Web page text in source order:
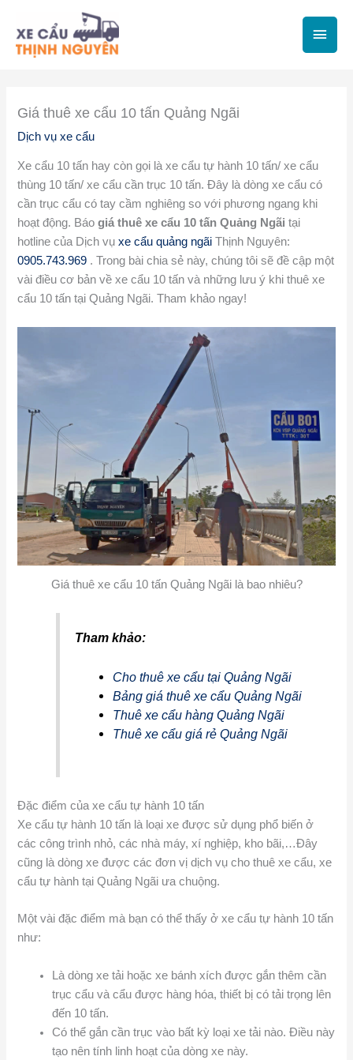
Menu
chính
Giá thuê xe cẩu 10 tấn Quảng Ngãi
Dịch vụ xe cẩu
Xe cẩu 10 tấn hay còn gọi là xe cẩu tự hành 10 tấn/ xe cẩu
thùng 10 tấn/ xe cẩu cần trục 10 tấn. Đây là dòng xe cẩu có
cần trục cẩu có tay cầm nghiêng so với phương ngang khi
hoạt động. Báogiá thuê xe cẩu 10 tấn Quảng Ngãi tại
hotline của Dịch vụxe cẩu quảng ngãi Thịnh Nguyên:
0905.743.969 . Trong bài chia sẻ này, chúng tôi sẽ đề cập một
vài điều cơ bản về xe cẩu 10 tấn và những lưu ý khi thuê xe
cẩu 10 tấn tại Quảng Ngãi. Tham khảo ngay!
Giá thuê xe cẩu 10 tấn Quảng Ngãi là bao nhiêu?
Tham khảo:
Cho thuê xe cẩu tại Quảng Ngãi
Bảng giá thuê xe cẩu Quảng Ngãi
Thuê xe cẩu hàng Quảng Ngãi
Thuê xe cẩu giá rẻ Quảng Ngãi
Đặc điểm của xe cẩu tự hành 10 tấn
Xe cẩu tự hành 10 tấn là loại xe được sử dụng phổ biến ở
các công trình nhỏ, các nhà máy, xí nghiệp, kho bãi,…Đây
cũng là dòng xe được các đơn vị dịch vụ cho thuê xe cẩu, xe
cẩu tự hành tại Quảng Ngãi ưa chuộng.
Một vài đặc điểm mà bạn có thể thấy ở xe cẩu tự hành 10 tấn
như:
Là dòng xe tải hoặc xe bánh xích được gắn thêm cần
trục cẩu và cẩu được hàng hóa, thiết bị có tải trọng lên
đến 10 tấn.
Có thể gắn cần trục vào bất kỳ loại xe tải nào. Điều này
tạo nên tính linh hoạt của dòng xe này.